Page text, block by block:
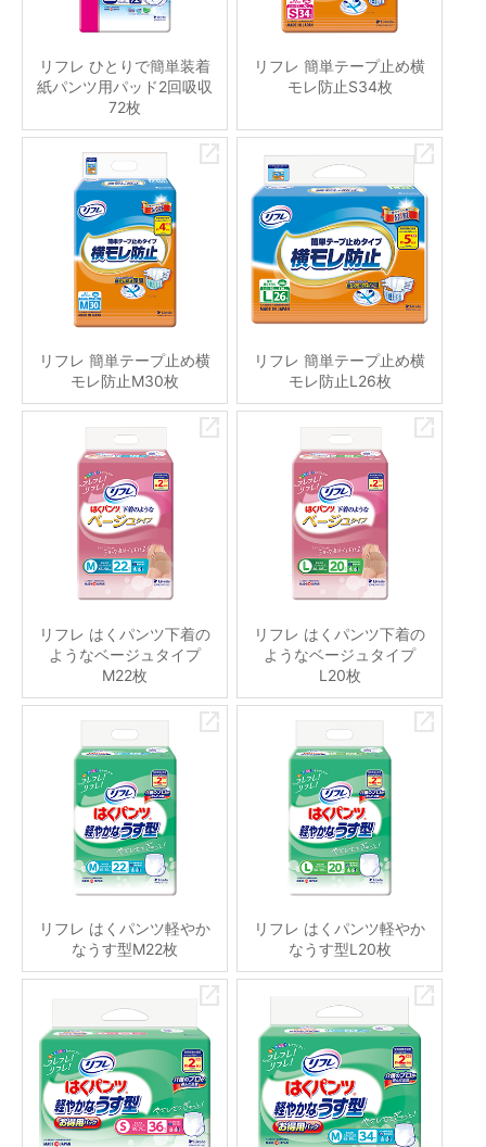
リフレ ひとりで簡単装着
紙パンツ用パッド2回吸収
72枚
リフレ 簡単テープ止め横
モレ防止S34枚
リフレ 簡単テープ止め横
モレ防止M30枚
リフレ 簡単テープ止め横
モレ防止L26枚
リフレ はくパンツ下着の
ようなベージュタイプ
M22枚
リフレ はくパンツ下着の
ようなベージュタイプ
L20枚
リフレ はくパンツ軽やか
なうす型M22枚
リフレ はくパンツ軽やか
なうす型L20枚